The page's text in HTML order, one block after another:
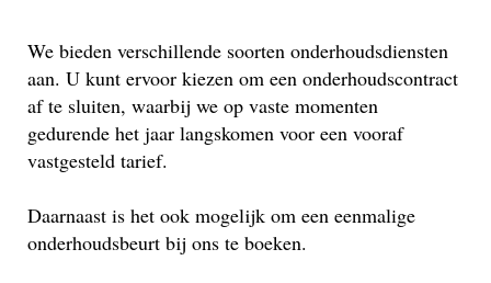
We bieden verschillende soorten onderhoudsdiensten
aan. U kunt ervoor kiezen om een onderhoudscontract
af te sluiten, waarbij we op vaste momenten
gedurende het jaar langskomen voor een vooraf
vastgesteld tarief.
Daarnaast is het ook mogelijk om een eenmalige
onderhoudsbeurt bij ons te boeken.